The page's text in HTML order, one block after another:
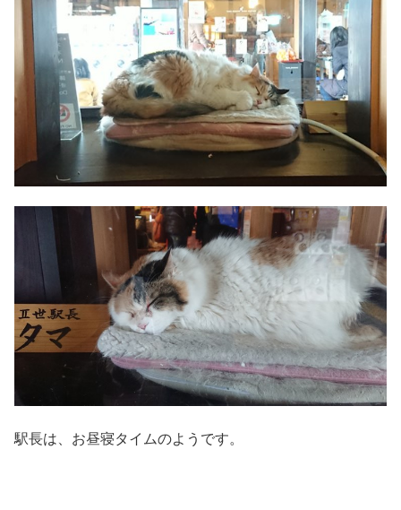
駅長は、お昼寝タイムのようです。